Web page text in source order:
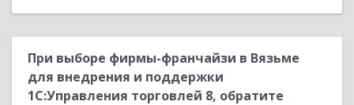
При выборе фирмы-франчайзи в Вязьме
для внедрения и поддержки
1С:Управления торговлей 8, обратите